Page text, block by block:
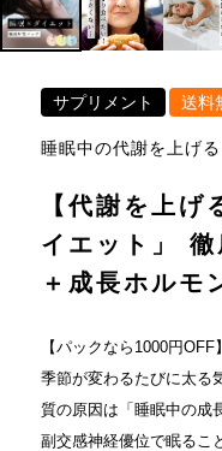
サプリメント 送料
睡眠中の代謝を上げ
【代謝を上
イエット」
＋成長ホルモ
【パックなら1000円OFF】
季節が変わるたびに太る
質の原因は「睡眠中の成
副交感神経優位で眠るこ